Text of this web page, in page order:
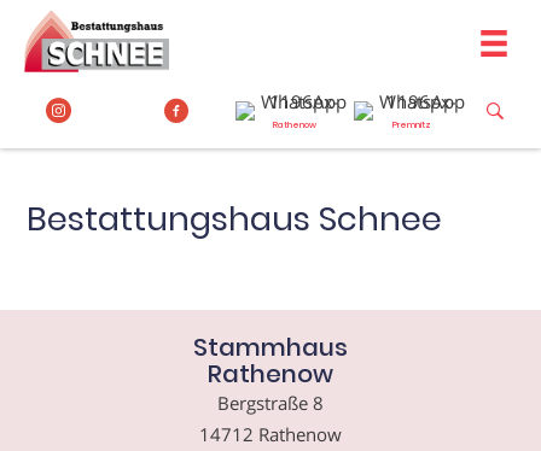
Inhalt
springen
Rathenow Premnitz
Bestattungshaus Schnee
Stammhaus
Rathenow
Bergstraße 8
14712 Rathenow